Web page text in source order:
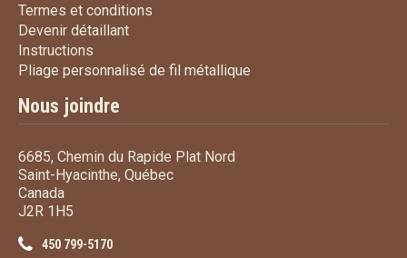
Termes et conditions
Devenir détaillantDevenir détaillant
Instructions
Pliage personnalisé de fil métallique
Nous joindre
6685, Chemin du Rapide Plat Nord
Saint-Hyacinthe, Québec
Canada
J2R 1H5
450 799-5170